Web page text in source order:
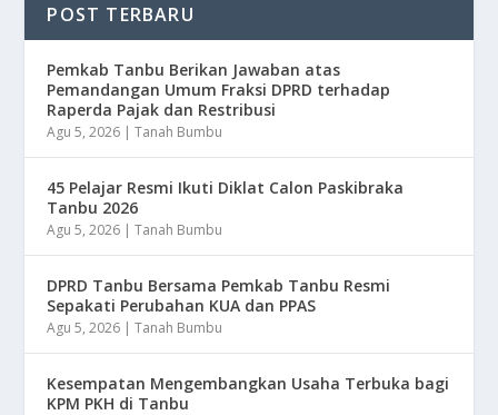
POST TERBARU
Pemkab Tanbu Berikan Jawaban atas
Pemandangan Umum Fraksi DPRD terhadap
Raperda Pajak dan Restribusi
Agu 5, 2026 |Tanah Bumbu
45 Pelajar Resmi Ikuti Diklat Calon Paskibraka
Tanbu 2026
Agu 5, 2026 |Tanah Bumbu
DPRD Tanbu Bersama Pemkab Tanbu Resmi
Sepakati Perubahan KUA dan PPAS
Agu 5, 2026 |Tanah Bumbu
Kesempatan Mengembangkan Usaha Terbuka bagi
KPM PKH di Tanbu